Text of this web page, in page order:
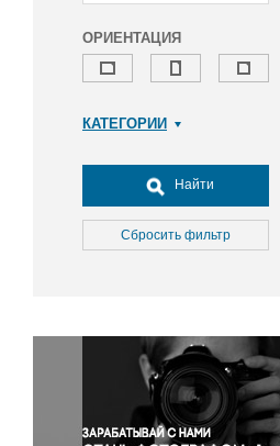
ОРИЕНТАЦИЯ
КАТЕГОРИИ
Досуг, туризм и отдых
Культура
Медицина
Окружающая среда
Политика
Правосудие
Происшествия и конфликты
Найти
Сбросить фильтр